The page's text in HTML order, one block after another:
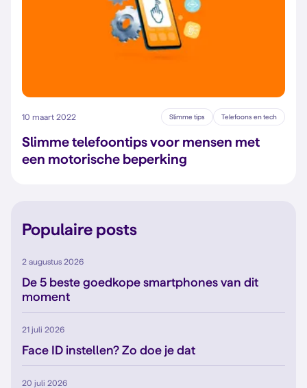
10 maart 2022 Slimme tips Telefoons en tech
Slimme telefoontips voor mensen met
een motorische beperking
Populaire posts
2 augustus 2026
De 5 beste goedkope smartphones van dit
moment
21 juli 2026
Face ID instellen? Zo doe je dat
20 juli 2026